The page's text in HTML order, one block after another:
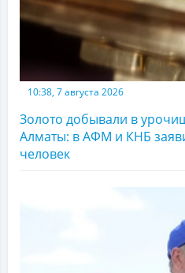
10:38, 7 августа 2026
Золото добывали в
Алматы: в АФМ и КНБ
человек